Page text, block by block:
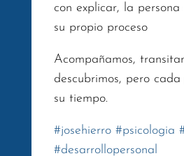
con explicar, la
su propio proceso
Acompañamos,
descubrimos, pero
su tiempo.
#josehierro #psicologia
#desarrollopersonal